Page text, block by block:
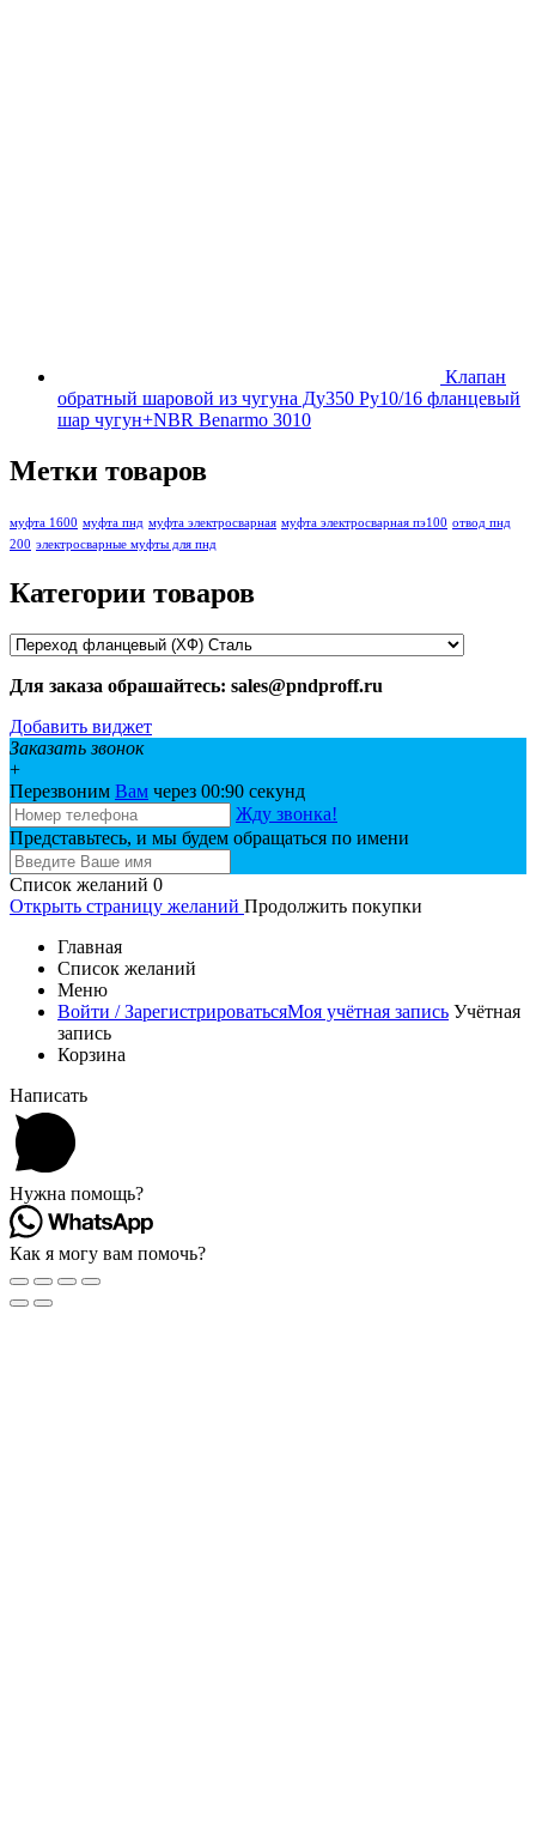
Клапан
обратный шаровой из чугуна Ду350 Ру10/16 фланцевый
шар чугун+NBR Benarmo 3010
Метки товаров
муфта 1600 муфта пнд муфта электросварная муфта электросварная пэ100 отвод пнд
200 электросварные муфты для пнд
Категории товаров
Для заказа обрашайтесь: sales@pndproff.ru
Добавить виджет
Заказать звонок
+
Перезвоним Вам через 00:90 секунд
Жду звонка!
Представьтесь, и мы будем обращаться по имени
Список желаний 0
Открыть страницу желаний Продолжить покупки
Главная
Список желаний
Меню
Войти / ЗарегистрироватьсяМоя учётная запись Учётная
запись
Корзина
Написать
Нужна помощь?
Как я могу вам помочь?